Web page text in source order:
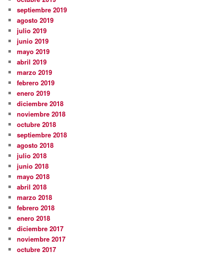
septiembre 2019
agosto 2019
julio 2019
junio 2019
mayo 2019
abril 2019
marzo 2019
febrero 2019
enero 2019
diciembre 2018
noviembre 2018
octubre 2018
septiembre 2018
agosto 2018
julio 2018
junio 2018
mayo 2018
abril 2018
marzo 2018
febrero 2018
enero 2018
diciembre 2017
noviembre 2017
octubre 2017